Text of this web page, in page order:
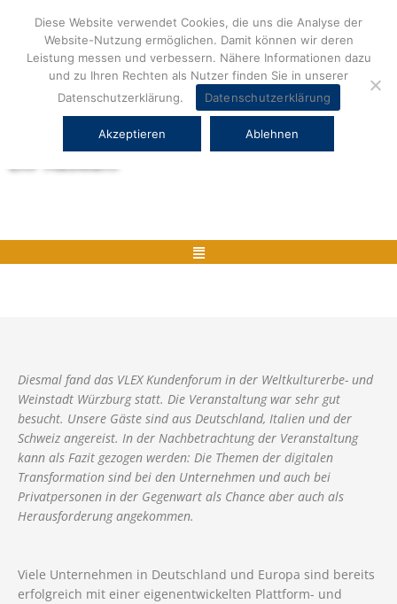
springen
Herstellerneutrale ERP Beratung und
Menü
Diesmal fand das VLEX Kundenforum in der Weltkulturerbe- und
Weinstadt Würzburg statt. Die Veranstaltung war sehr gut
besucht. Unsere Gäste sind aus Deutschland, Italien und der
Schweiz angereist. In der Nachbetrachtung der Veranstaltung
kann als Fazit gezogen werden: Die Themen der digitalen
Transformation sind bei den Unternehmen und auch bei
Privatpersonen in der Gegenwart als Chance aber auch als
Herausforderung angekommen.
Viele Unternehmen in Deutschland und Europa sind bereits
erfolgreich mit einer eigenentwickelten Plattform- und
Diese Website verwendet Cookies, die uns die Analyse der
Website-Nutzung ermöglichen. Damit können wir deren
Leistung messen und verbessern. Nähere Informationen dazu
und zu Ihren Rechten als Nutzer finden Sie in unserer
Datenschutzerklärung.
Datenschutzerklärung
Akzeptieren Ablehnen